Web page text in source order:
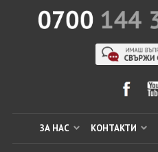
ЗА НАС КОНТАКТИ